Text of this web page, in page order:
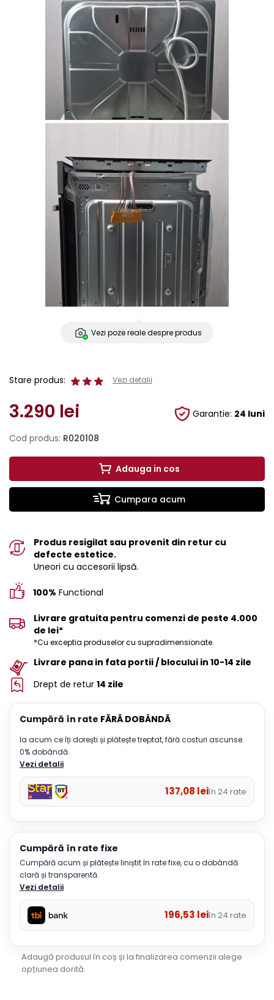
Vezi poze reale despre produs
Stare produs: Vezi detalii
3.290 lei Garantie: 24 luni
Cod produs: R020108
Adauga in cos
Cumpara acum
Produs resigilat sau provenit din retur cu
defecte estetice.
Uneori cu accesorii lipsă.
100% Functional
Livrare gratuita pentru comenzi de peste 4.000
de lei*
*Cu exceptia produselor cu supradimensionate.
Livrare pana in fata portii / blocului in 10-14 zile
Drept de retur 14 zile
Cumpără în rate FĂRĂ DOBÂNDĂ
Ia acum ce îți dorești și plătește treptat, fără costuri ascunse.
0% dobândă.
Vezi detalii
137,08 leiîn 24 rate
Cumpără în rate fixe
Cumpără acum și plătește liniștit în rate fixe, cu o dobândă
clară și transparentă.
Vezi detalii
196,53 leiîn 24 rate
Adaugă produsul în coș și la finalizarea comenzii alege
opțiunea dorită.